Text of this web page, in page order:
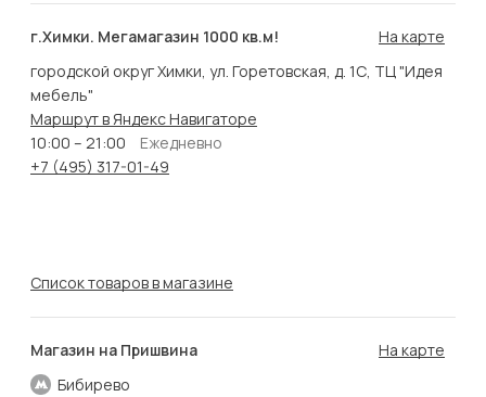
г.Химки. Мегамагазин 1000 кв.м!
На карте
городской округ Химки, ул. Горетовская, д. 1С, ТЦ "Идея
мебель"
Маршрут в Яндекс Навигаторе
10:00 – 21:00
Ежедневно
+7 (495) 317-01-49
Список товаров в магазине
Магазин на Пришвина
Бибирево
На карте